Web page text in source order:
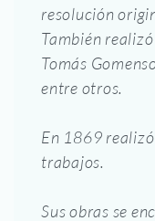
resolución
También
Tomás
entre otros.
En 1869
trabajos.
Sus obras se